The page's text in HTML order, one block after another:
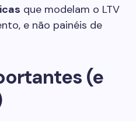
que modelam o LTV
e não painéis de
(e